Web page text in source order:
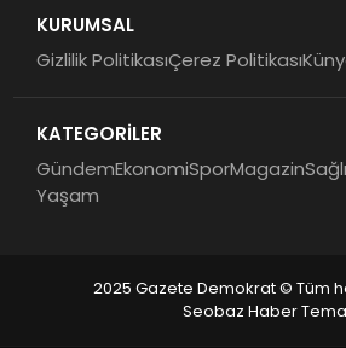
KURUMSAL
Gizlilik PolitikasıÇerez Politikası
KATEGORİLER
GündemEkonomiSporMagazin
Yaşam
2025 Gazete Demokrat © Tüm
Seobaz Haber